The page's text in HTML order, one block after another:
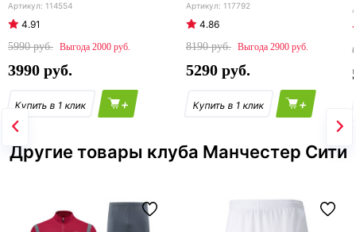
114554
4.91
5990
2000
3990
+
117792
4.86
8190
2900
5290
+
Другие товары клуба Манчестер Сити